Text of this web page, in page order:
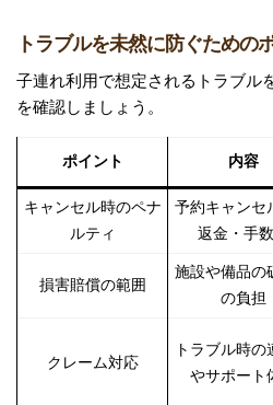
トラブルを未然に防ぐための
子連れ利用で想定されるトラブル
を確認しましょう。
ポイント 内容
キャンセル時のペナ
ルティ
予約キャンセ
返金・手
損害賠償の範囲
施設や備品の
の負担
クレーム対応
トラブル時の
やサポート